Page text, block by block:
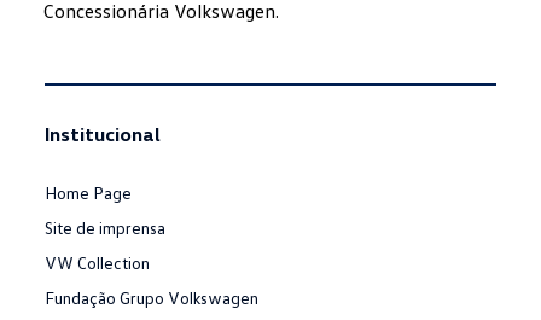
Concessionária Volkswagen.
Institucional
Home Page
Site de imprensa
VW Collection
Fundação Grupo Volkswagen